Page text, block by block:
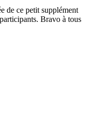
de ce petit supplément
Bravo à tous